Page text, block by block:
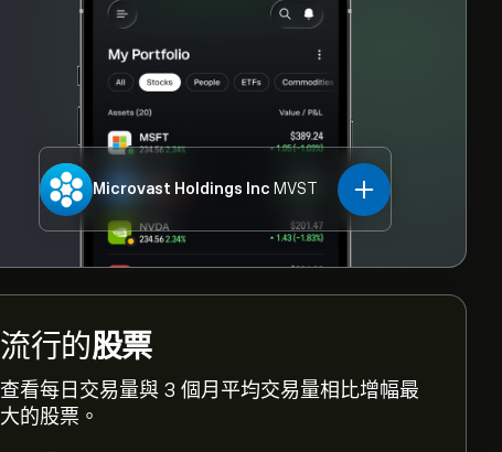
Microvast Holdings Inc MVST
流行的股票
查看每日交易量與 3 個月平均交易量相比增幅最
大的股票。